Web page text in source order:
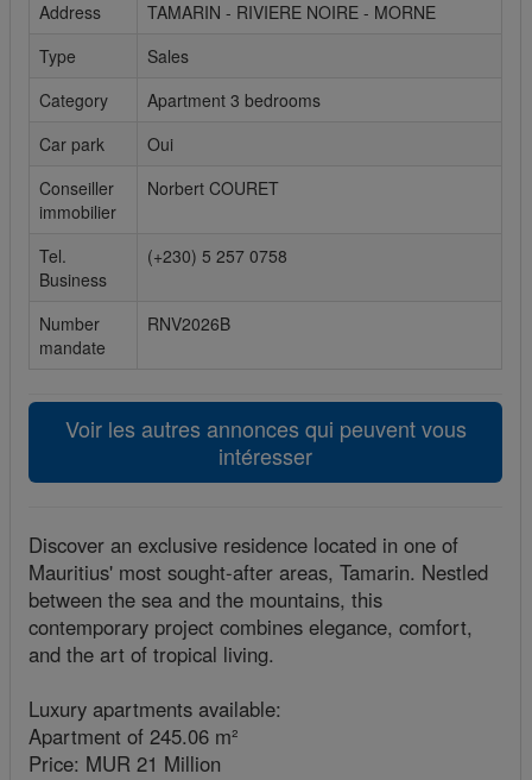
Les cookies sociaux sont utilisés pour afficher les réseaux
sociaux afin que vous puissiez partager votre expérience
avec vos amis.
Address
TAMARIN - RIVIERE NOIRE - MORNE
Type
Sales
Category
Apartment 3 bedrooms
Car park
Oui
Conseiller
immobilier
Norbert COURET
Tel.
Business
(+230) 5 257 0758
Number
mandate
RNV2026B
Voir les autres annonces qui peuvent vous
intéresser
Discover an exclusive residence located in one of
Mauritius' most sought-after areas, Tamarin. Nestled
between the sea and the mountains, this
contemporary project combines elegance, comfort,
and the art of tropical living.
Luxury apartments available:
Apartment of 245.06 m²
Price: MUR 21 Million